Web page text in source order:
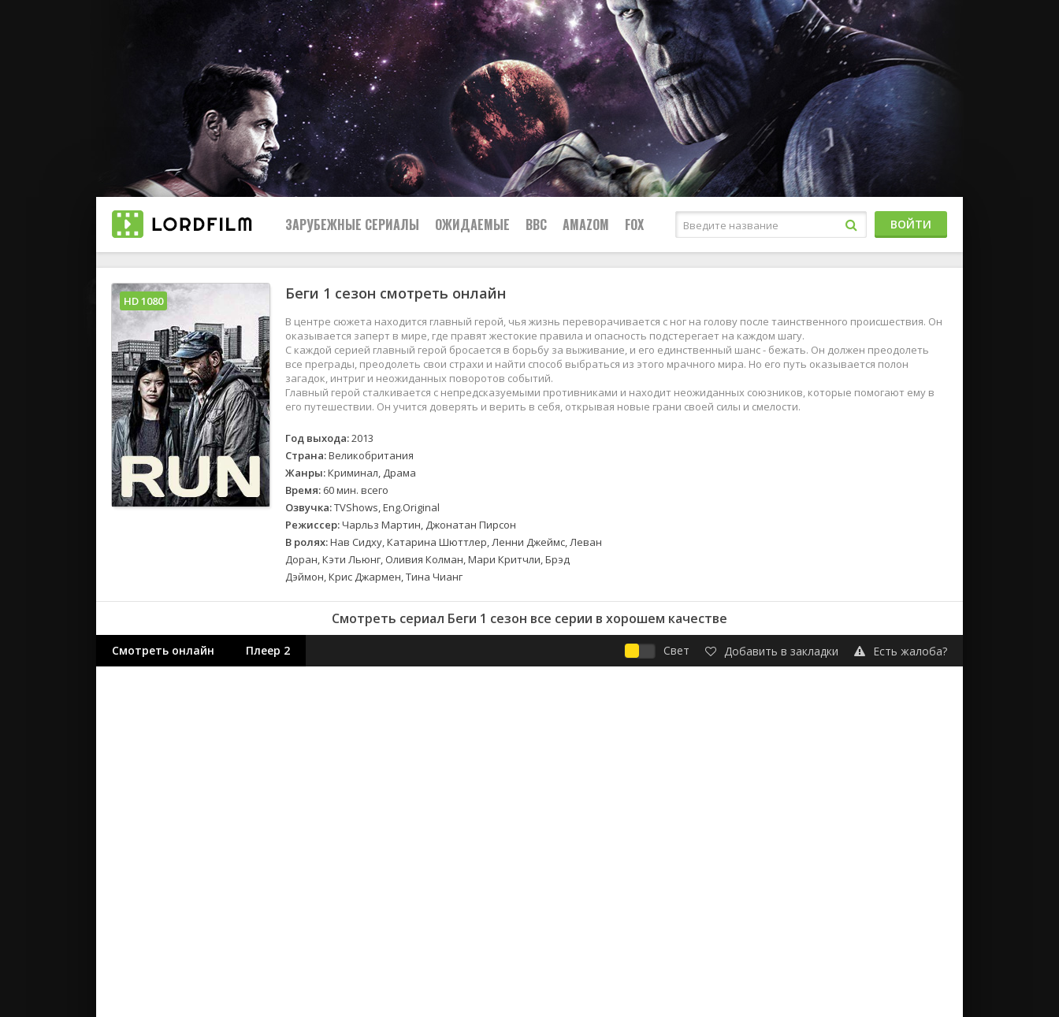
ЗАРУБЕЖНЫЕ СЕРИАЛЫ
Все
2019
2018
2017
Великобритания
Испания
Германия
Корея Южная
Канада
Франция
Боевики
Приключения
Детективы
Драмы
Исторические
Военные
Семейные
Вестерны
ОЖИДАЕМЫЕ BBC AMAZOM FOX ВОЙТИ
Беги 1 сезон смотреть онлайн
В центре сюжета находится главный герой, чья жизнь переворачивается с ног на голову после таинственного происшествия. Он
оказывается заперт в мире, где правят жестокие правила и опасность подстерегает на каждом шагу.
С каждой серией главный герой бросается в борьбу за выживание, и его единственный шанс - бежать. Он должен преодолеть
все преграды, преодолеть свои страхи и найти способ выбраться из этого мрачного мира. Но его путь оказывается полон
загадок, интриг и неожиданных поворотов событий.
Главный герой сталкивается с непредсказуемыми противниками и находит неожиданных союзников, которые помогают ему в
его путешествии. Он учится доверять и верить в себя, открывая новые грани своей силы и смелости.
Год выхода:2013
Страна:Великобритания
Жанры:Криминал, Драма
Время: 60 мин. всего
Озвучка:TVShows, Eng.Original
Режиссер:Чарльз Мартин, Джонатан Пирсон
В ролях:Нав Сидху, Катарина Шюттлер, Ленни Джеймс, Леван
Доран, Кэти Льюнг, Оливия Колман, Мари Критчли, Брэд
Дэймон, Крис Джармен, Тина Чианг
HD 1080
Смотреть сериал Беги 1 сезон все серии в хорошем качестве
Смотреть онлайн Плеер 2 Свет Добавить в закладки Есть жалоба?